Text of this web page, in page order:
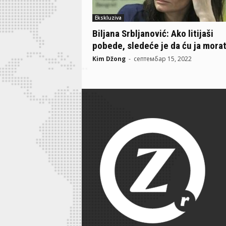
Ekskluziva
Biljana Srbljanović: Ako litijaši
pobede, sledeće je da ću ja
Kim Džong - септембар 15, 2022